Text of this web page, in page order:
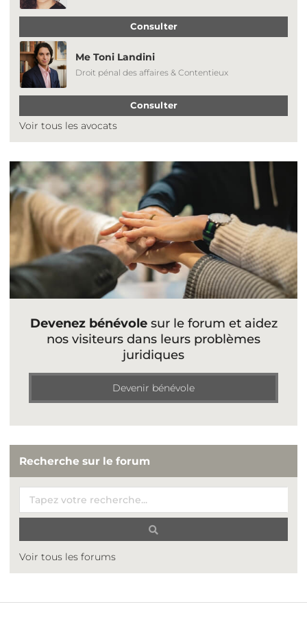
Consulter
Me Toni Landini
Droit pénal des affaires & Contentieux
Consulter
Voir tous les avocats
Devenez bénévolesur le forum et aidez
nos visiteurs dans leurs problèmes
juridiques
Devenir bénévole
Recherche sur le forum
Voir tous les forums